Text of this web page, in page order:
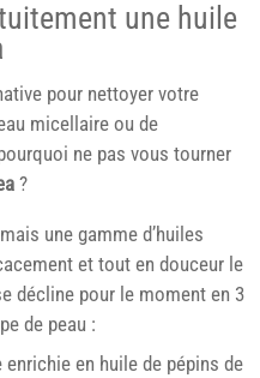
une huile
pour nettoyer votre
micellaire ou de
ne pas vous tourner
?
une gamme d’huiles
et tout en douceur le
décline pour le moment en 3
de peau :
en huile de pépins de